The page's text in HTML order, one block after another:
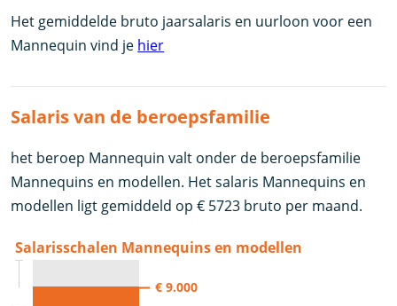
Het gemiddelde bruto jaarsalaris en uurloon voor een
Mannequin vind je hier
Salaris van de beroepsfamilie
het beroep Mannequin valt onder de beroepsfamilie
Mannequins en modellen. Het salaris Mannequins en
modellen ligt gemiddeld op € 5723 bruto per maand.
Salarisschalen Mannequins en modellen
€ 9.000